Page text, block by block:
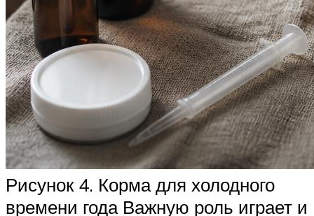
Рисунок 4. Корма для холодного
времени года Важную роль играет и